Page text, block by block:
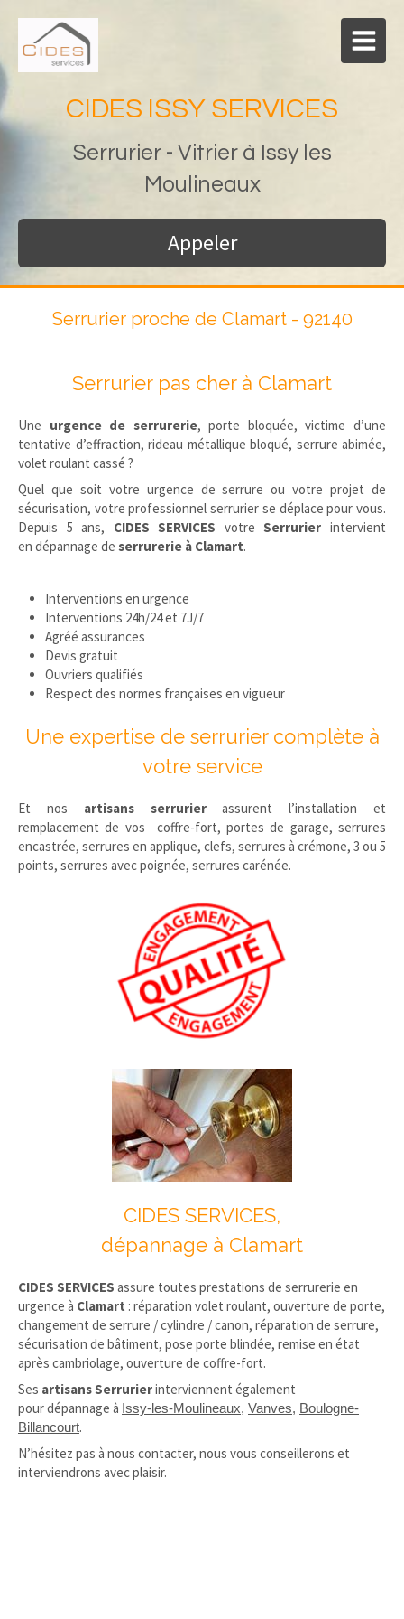
CIDES ISSY SERVICES
Serrurier - Vitrier à Issy les
Moulineaux
Appeler
Serrurier proche de Clamart - 92140
Serrurier pas cher à Clamart
Une urgence de serrurerie, porte bloquée, victime d’une
tentative d’effraction, rideau métallique bloqué, serrure abimée,
volet roulant cassé ?
Quel que soit votre urgence de serrure ou votre projet de
sécurisation, votre professionnel serrurier se déplace pour vous.
Depuis 5 ans, CIDES SERVICES votreSerrurier intervient
en dépannage de serrurerie à Clamart.
Interventions en urgence
Interventions 24h/24 et 7J/7
Agréé assurances
Devis gratuit
Ouvriers qualifiés
Respect des normes françaises en vigueur
Une expertise de serrurier complète à
votre service
Et nos artisans serrurierassurent l’installation et
remplacement de vos coffre-fort, portes de garage, serrures
encastrée, serrures en applique, clefs, serrures à crémone, 3 ou 5
points, serrures avec poignée, serrures carénée.
CIDES SERVICES,
dépannage à Clamart
CIDES SERVICES assure toutes prestations de serrurerie en
urgence à Clamart : réparation volet roulant, ouverture de porte,
changement de serrure / cylindre / canon, réparation de serrure,
sécurisation de bâtiment, pose porte blindée, remise en état
après cambriolage, ouverture de coffre-fort.
Ses artisans Serrurierinterviennent également
pour dépannage à Issy-les-Moulineaux, Vanves, Boulogne-
Billancourt.
N’hésitez pas à nous contacter, nous vous conseillerons et
interviendrons avec plaisir.